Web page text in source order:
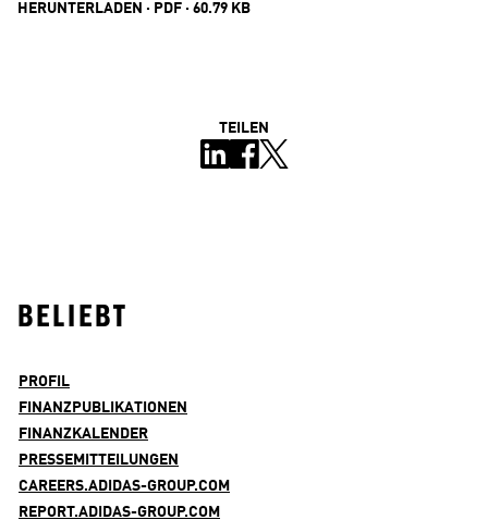
HERUNTERLADEN · PDF · 60.79 KB
TEILEN
BELIEBT
PROFIL
FINANZPUBLIKATIONEN
FINANZKALENDER
PRESSEMITTEILUNGEN
CAREERS.ADIDAS-GROUP.COM
REPORT.ADIDAS-GROUP.COM